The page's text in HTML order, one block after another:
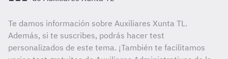
Te damos información sobre Auxiliares Xunta TL.
Además, si te suscribes, podrás hacer test
personalizados de este tema. ¡También te facilitamos